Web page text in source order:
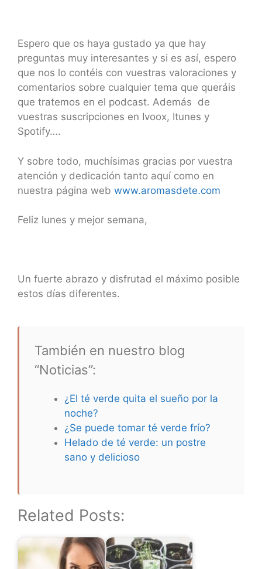
Espero que os haya gustado ya que hay
preguntas muy interesantes y si es así, espero
que nos lo contéis con vuestras valoraciones y
comentarios sobre cualquier tema que queráis
que tratemos en el podcast. Además de
vuestras suscripciones en Ivoox, Itunes y
Spotify….
Y sobre todo, muchísimas gracias por vuestra
atención y dedicación tanto aquí como en
nuestra página web www.aromasdete.com
Feliz lunes y mejor semana,
Un fuerte abrazo y disfrutad el máximo posible
estos días diferentes.
También en nuestro blog
“Noticias”:
¿El té verde quita el sueño por la
noche?
¿Se puede tomar té verde frío?
Helado de té verde: un postre
sano y delicioso
Related Posts: